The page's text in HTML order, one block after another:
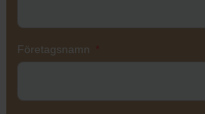
Företagsnamn